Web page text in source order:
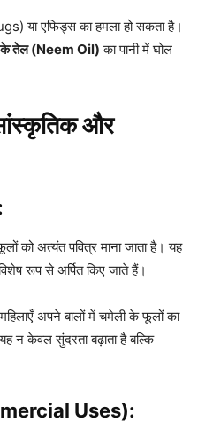
या एफिड्स का हमला हो सकता है।
के तेल (Neem Oil) का पानी में घोल
और
को अत्यंत पवित्र माना जाता है। यह
रूप से अर्पित किए जाते हैं।
महिलाएँ अपने बालों में चमेली के फूलों का
न केवल सुंदरता बढ़ाता है बल्कि
Uses):